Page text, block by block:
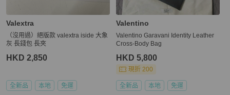
Valextra
（沒用過）絕版款 valextra iside 大象
灰 長錢包 長夾
HKD 2,850
全新品 本地 免運
Valentino
Valentino Garavani Identity Leather
Cross-Body Bag
HKD 5,800
現折 200
全新品 本地 免運